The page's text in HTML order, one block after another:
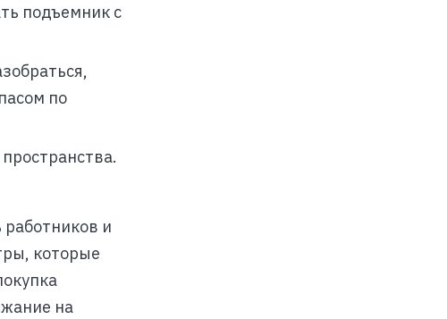
подъемник с
по
и
которые
на